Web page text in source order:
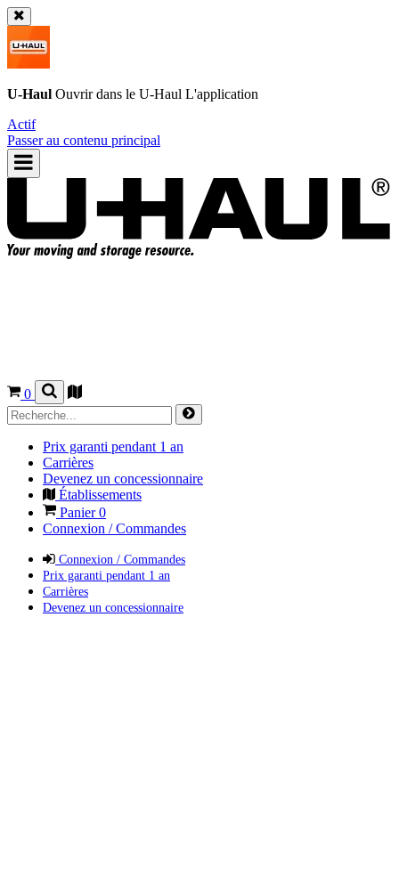
U-Haul Ouvrir dans le U-Haul L'application
Actif
Passer au contenu principal
0
Prix garanti pendant 1 an
Carrières
Devenez un concessionnaire
Établissements
Panier0
Connexion / Commandes
Connexion / Commandes
Prix garanti pendant 1 an
Carrières
Devenez un concessionnaire